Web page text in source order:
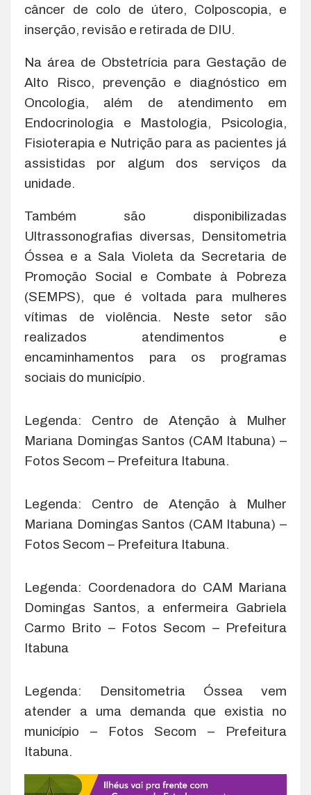
câncer de colo de útero, Colposcopia, e
inserção, revisão e retirada de DIU.
Na área de Obstetrícia para Gestação de
Alto Risco, prevenção e diagnóstico em
Oncologia, além de atendimento em
Endocrinologia e Mastologia, Psicologia,
Fisioterapia e Nutrição para as pacientes já
assistidas por algum dos serviços da
unidade.
Também são disponibilizadas
Ultrassonografias diversas, Densitometria
Óssea e a Sala Violeta da Secretaria de
Promoção Social e Combate à Pobreza
(SEMPS), que é voltada para mulheres
vítimas de violência. Neste setor são
realizados atendimentos e
encaminhamentos para os programas
sociais do município.
Legenda: Centro de Atenção à Mulher
Mariana Domingas Santos (CAM Itabuna) –
Fotos Secom – Prefeitura Itabuna.
Legenda: Centro de Atenção à Mulher
Mariana Domingas Santos (CAM Itabuna) –
Fotos Secom – Prefeitura Itabuna.
Legenda: Coordenadora do CAM Mariana
Domingas Santos, a enfermeira Gabriela
Carmo Brito – Fotos Secom – Prefeitura
Itabuna
Legenda: Densitometria Óssea vem
atender a uma demanda que existia no
município – Fotos Secom – Prefeitura
Itabuna.